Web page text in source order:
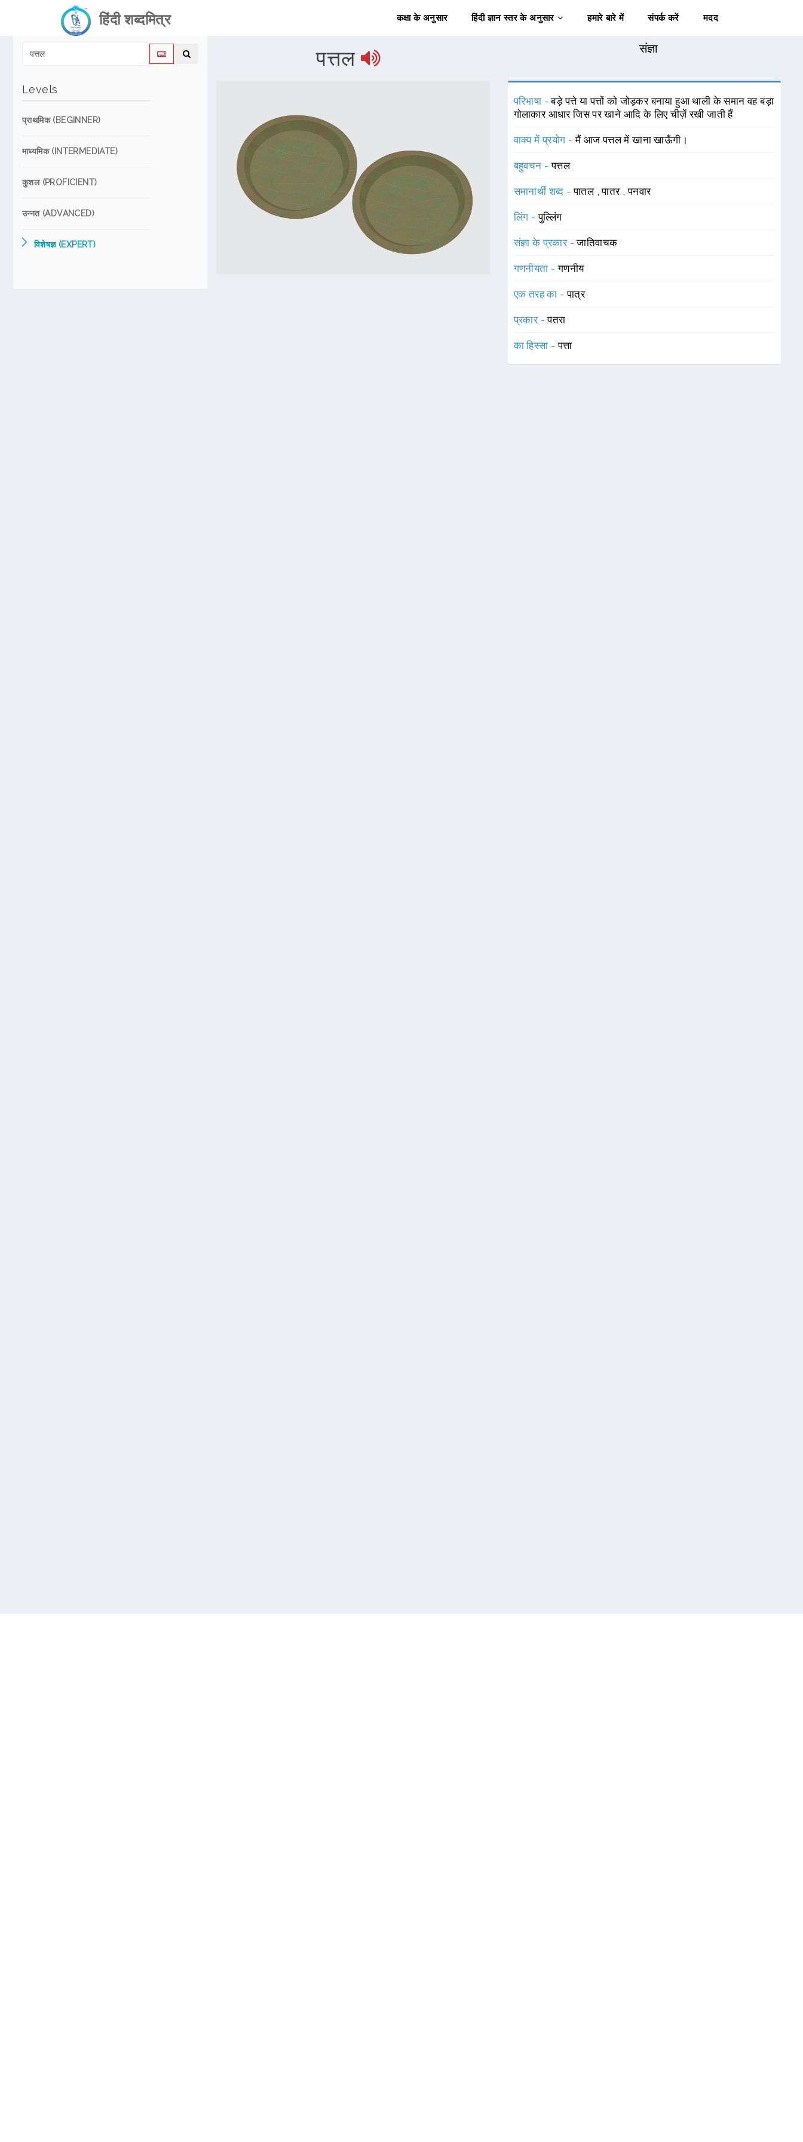
हिंदी शब्दमित्र कक्षा के अनुसार हिंदी ज्ञान स्तर के अनुसार हमारे बारे में संपर्क करें मदद
Levels
प्राथमिक (BEGINNER)
माध्यमिक (INTERMEDIATE)
कुशल (PROFICIENT)
उन्नत (ADVANCED)
विशेषज्ञ (EXPERT)
पत्तल संज्ञा
परिभाषा -बड़े पत्ते या पत्तों को जोड़कर बनाया हुआ थाली के समान वह बड़ा
गोलाकार आधार जिस पर खाने आदि के लिए चीज़ें रखी जाती हैं
वाक्य में प्रयोग -मैं आज पत्तल में खाना खाऊँगी।
बहुवचन -पत्तल
समानार्थी शब्द -पातल ,पातर ,पनवार
लिंग -पुल्लिंग
संज्ञा के प्रकार -जातिवाचक
गणनीयता -गणनीय
एक तरह का -पात्र
प्रकार -पतरा
का हिस्सा -पत्ता